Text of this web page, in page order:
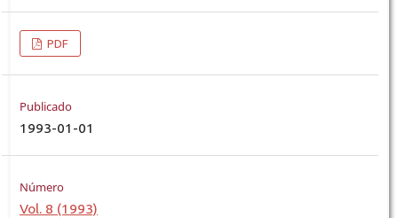
PDF
Publicado
1993-01-01
Número
Vol. 8 (1993)